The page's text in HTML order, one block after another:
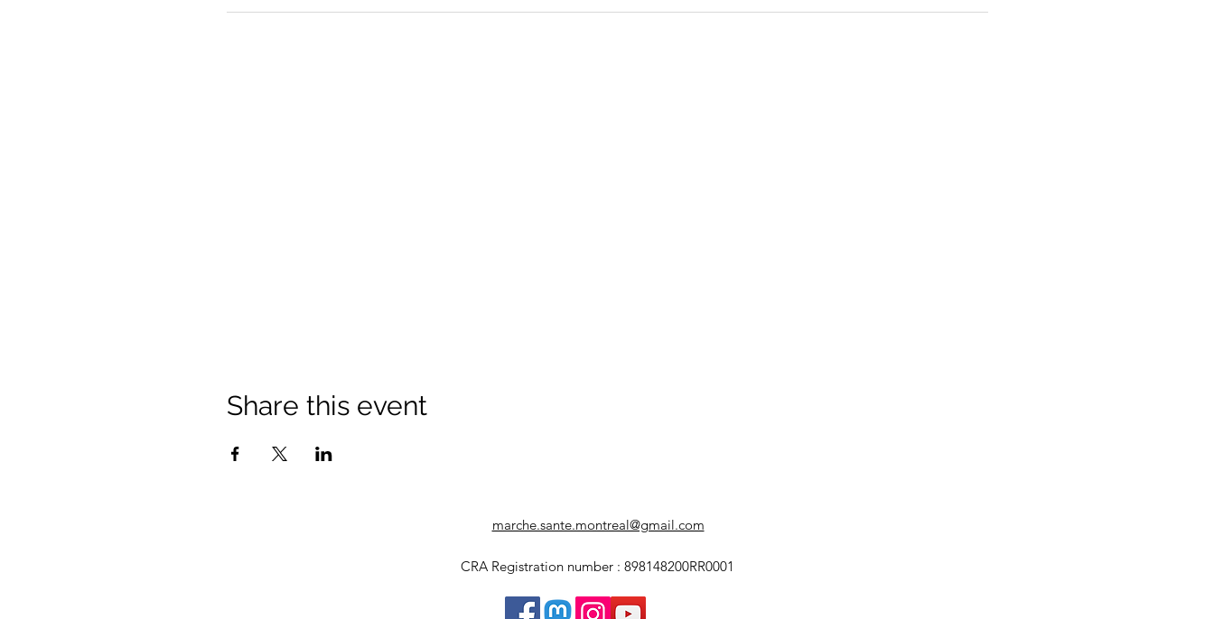
Share this event
marche.sante.montreal@gmail.com
CRA Registration number : 898148200RR0001